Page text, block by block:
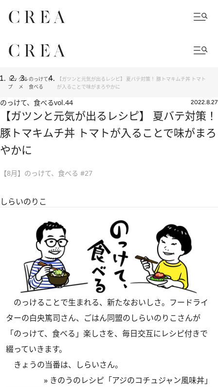
トッ
プ
グル
メ
のっけて、
食べる
【ガツンと元気が出るレシピ】 夏バテ対策！ 豚トマキムチ丼 トマト
が入ることで味がまろやかに
のっけて、食べるvol.44 2022.8.27
【ガツンと元気が出るレシピ】 夏バテ対策！
豚トマキムチ丼 トマトが入ることで味がまろ
やかに
【8月】のっけて、食べる #27
しらいのりこ
のっけることで生まれる、新たなおいしさ。フードライ
ターの白央篤司さん、ごはん同盟のしらいのりこさんが
「のっけて、食べる」楽しさを、毎日交互にレシピ付きで
綴っていきます。
きょうの当番は、しらいさん。
» きのうのレシピ「アジのコチュジャン風味丼」